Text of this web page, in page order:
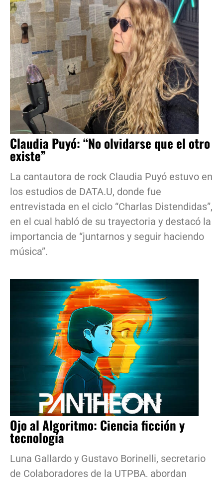
Claudia Puyó: “No olvidarse que el otro
existe”
La cantautora de rock Claudia Puyó estuvo en
los estudios de DATA.U, donde fue
entrevistada en el ciclo “Charlas Distendidas”,
en el cual habló de su trayectoria y destacó la
importancia de “juntarnos y seguir haciendo
música”.
Ojo al Algoritmo: Ciencia ficción y
tecnología
Luna Gallardo y Gustavo Borinelli, secretario
de Colaboradores de la UTPBA, abordan